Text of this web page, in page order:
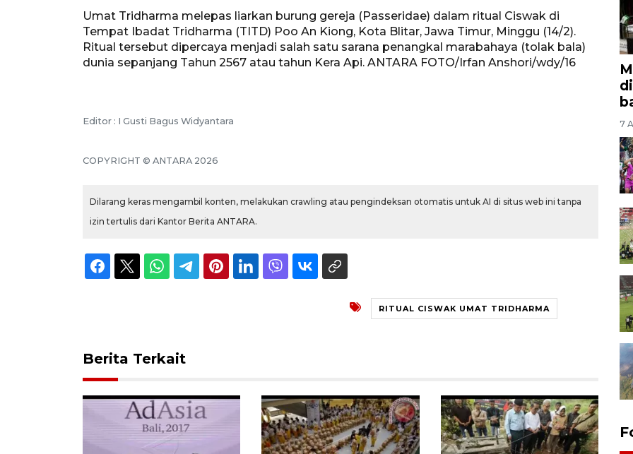
Umat Tridharma melepas liarkan burung gereja (Passeridae) dalam ritual Ciswak di
Tempat Ibadat Tridharma (TITD) Poo An Kiong, Kota Blitar, Jawa Timur, Minggu (14/2).
Ritual tersebut dipercaya menjadi salah satu sarana penangkal marabahaya (tolak bala)
dunia sepanjang Tahun 2567 atau tahun Kera Api. ANTARA FOTO/Irfan Anshori/wdy/16
Editor : I Gusti Bagus Widyantara
COPYRIGHT © ANTARA 2026
Dilarang keras mengambil konten, melakukan crawling atau pengindeksan otomatis untuk AI di situs web ini tanpa
izin tertulis dari Kantor Berita ANTARA.
RITUAL CISWAK UMAT TRIDHARMA
Berita Terkait
7